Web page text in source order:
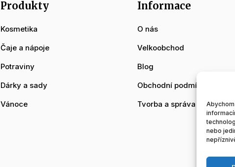
nebo
Produkty
Kosmetika
Čaje a nápoje
Potraviny
Dárky a sady
Vánoce
Informace
O nás
Velkoobchod
Blog
Obchodní podmínky
Tvorba a správa www